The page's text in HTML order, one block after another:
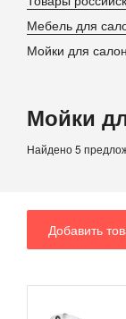
Мебель для
Мойки для
Мойки
Найдено 5
Добавить